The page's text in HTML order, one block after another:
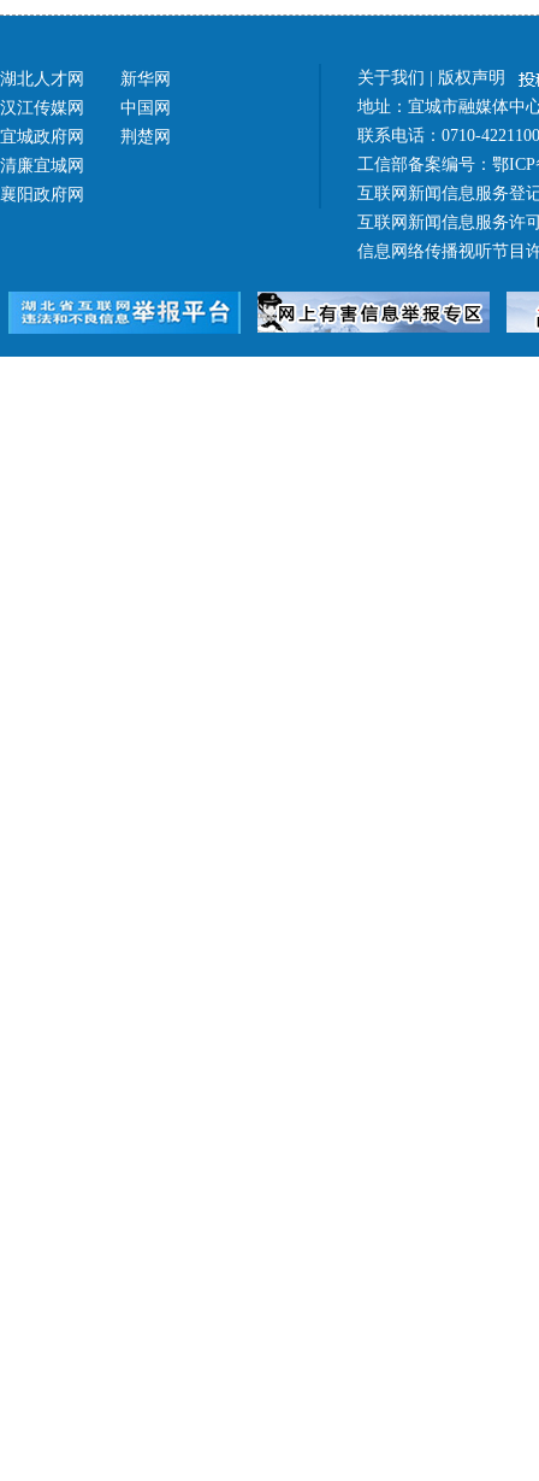
湖北人才网
汉江传媒网
宜城政府网
清廉宜城网
襄阳政府网
新华网
中国网
荆楚网
关于我们
版权声明
地址：宜城市融媒体中
联系电话：0710-
工信部备案编号： 鄂ICP
互联网新闻信息服务登
互联网新闻信息服务许
信息网络传播视听节目